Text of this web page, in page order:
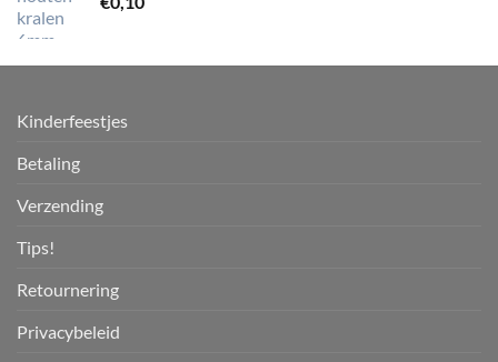
Kinderfeestjes
Betaling
Verzending
Tips!
Retournering
Privacybeleid